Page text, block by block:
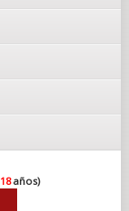
18años)